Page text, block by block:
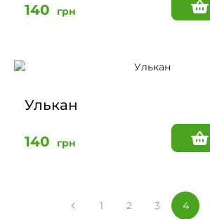
140 грн
Улькан
140 грн
1 2 3 4